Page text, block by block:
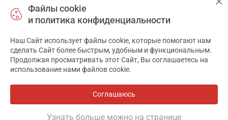
ПЕРЕД ПРИМЕНЕНИЕМ ПРЕПАРАТА
ПРОКОНСУЛЬТИРУЙТЕСЬ С ВРАЧОМ
ТОВ «АПТЕКА 911.ЮА» Код ЄДРПОУ 43631965.
Отказ от ответственности
АПТЕКА911.ЮА
Файлы cookie
и политика конфиденциальности
Наш Сайт использует файлы cookie, которые помогают нам
сделать Сайт более быстрым, удобным и функциональным.
Продолжая просматривать этот Сайт, Вы соглашаетесь на
использование нами файлов cookie.
Соглашаюсь
Узнать больше можно на странице
✕